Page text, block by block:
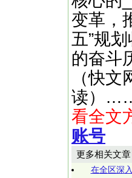
变革，
五”规
的奋斗
（快
读）
看全文
账号
更多相关文章
在全区深